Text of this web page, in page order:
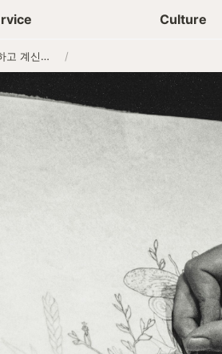
Culture
여러분은 기록하고 계신가요? /
담신청 청년들 일상